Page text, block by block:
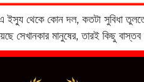
ইস্যু থেকে কোন দল, কতটা সুবিধা
সেখানকার মানুষের, তারই কিছু